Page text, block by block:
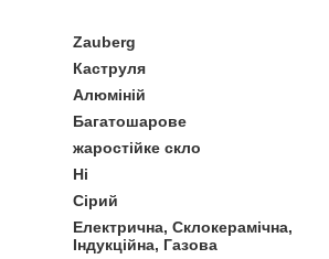
Zauberg
Каструля
Алюміній
Багатошарове
жаростійке скло
Ні
Сірий
Електрична, Склокерамічна,
Індукційна, Газова